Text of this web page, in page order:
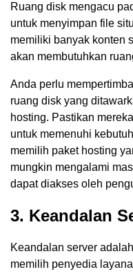
Ruang disk mengacu
untuk menyimpan file
memiliki banyak konten
akan membutuhkan
Anda perlu
ruang disk yang
hosting. Pastikan
untuk memenuhi
memilih paket hosting
mungkin mengalami
dapat diakses oleh
3. Keandalan
Keandalan server
memilih penyedia